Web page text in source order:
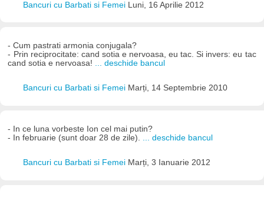
Bancuri cu Barbati si Femei Luni, 16 Aprilie 2012
- Cum pastrati armonia conjugala?
- Prin reciprocitate: cand sotia e nervoasa, eu tac. Si invers: eu tac
cand sotia e nervoasa! ... deschide bancul
Bancuri cu Barbati si Femei Marți, 14 Septembrie 2010
- In ce luna vorbeste Ion cel mai putin?
- In februarie (sunt doar 28 de zile).
... deschide bancul
Bancuri cu Barbati si Femei Marți, 3 Ianuarie 2012